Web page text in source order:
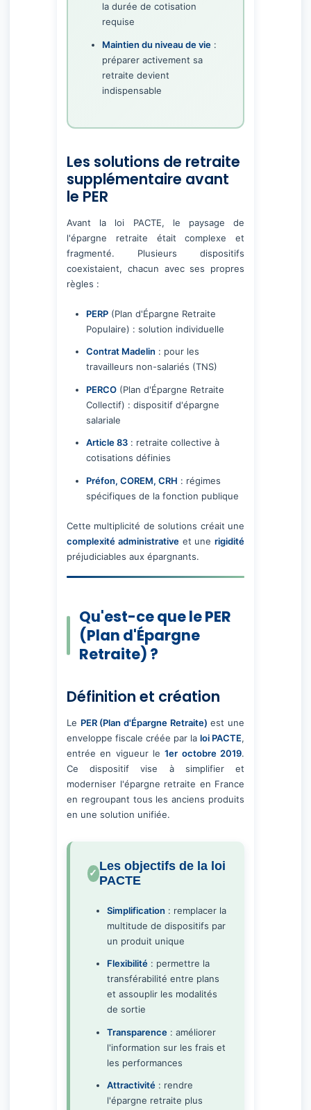
la durée de cotisation
requise
Maintien du niveau de vie :
préparer activement sa
retraite devient
indispensable
Les solutions de retraite
supplémentaire avant
le PER
Avant la loi PACTE, le paysage de
l'épargne retraite était complexe et
fragmenté. Plusieurs dispositifs
coexistaient, chacun avec ses propres
règles :
PERP (Plan d'Épargne Retraite
Populaire) : solution individuelle
Contrat Madelin : pour les
travailleurs non-salariés (TNS)
PERCO (Plan d'Épargne Retraite
Collectif) : dispositif d'épargne
salariale
Article 83 : retraite collective à
cotisations définies
Préfon, COREM, CRH : régimes
spécifiques de la fonction publique
Cette multiplicité de solutions créait une
complexité administrativeet une rigidité
préjudiciables aux épargnants.
Qu'est-ce que le PER
(Plan d'Épargne
Retraite) ?
Définition et création
Le PER (Plan d'Épargne Retraite) est une
enveloppe fiscale créée par la loi PACTE,
entrée en vigueur le1er octobre 2019.
Ce dispositif vise à simplifier et
moderniser l'épargne retraite en France
en regroupant tous les anciens produits
en une solution unifiée.
Les objectifs de la loi
PACTE
Simplification : remplacer la
multitude de dispositifs par
un produit unique
Flexibilité: permettre la
transférabilité entre plans
et assouplir les modalités
de sortie
Transparence: améliorer
l'information sur les frais et
les performances
Attractivité: rendre
l'épargne retraite plus